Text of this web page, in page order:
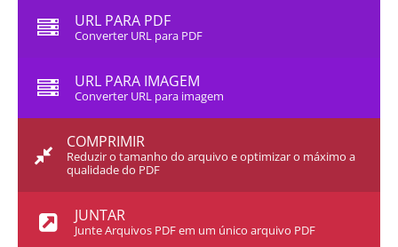
URL PARA PDF
Converter URL para PDF
URL PARA IMAGEM
Converter URL para imagem
COMPRIMIR
Reduzir o tamanho do arquivo e optimizar o máximo a
qualidade do PDF
JUNTAR
Junte Arquivos PDF em um único arquivo PDF